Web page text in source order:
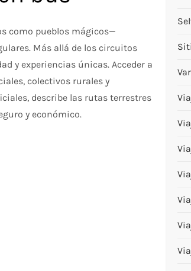
como pueblos mágicos—
Más allá de los circuitos
y experiencias únicas. Acceder a
colectivos rurales y
describe las rutas terrestres
y económico.